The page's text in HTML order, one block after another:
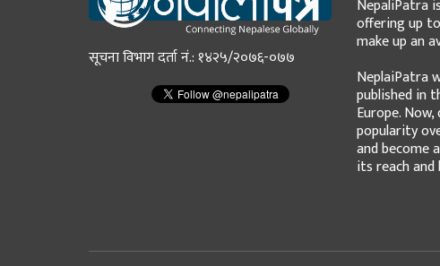
सूचना विभाग दर्ता नं.: १४२५/२०७६-०७७
NepaliPatra
offering up
make up an
NeplaiPatra
published in
Europe.
popularity
and become
its reach